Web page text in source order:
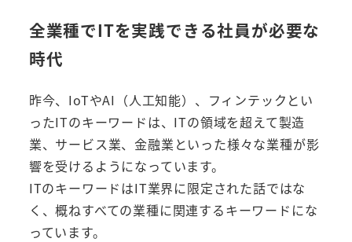
全業種でITを実践できる社員が必要な
時代
昨今、IoTやAI（人工知能）、フィンテックとい
ったITのキーワードは、ITの領域を超えて製造
業、サービス業、金融業といった様々な業種が影
響を受けるようになっています。
ITのキーワードはIT業界に限定された話ではな
く、概ねすべての業種に関連するキーワードにな
っています。